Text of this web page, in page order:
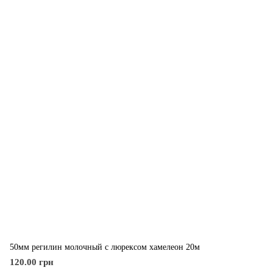
50мм регилин молочный с люрексом хамелеон 20м
120.00 грн